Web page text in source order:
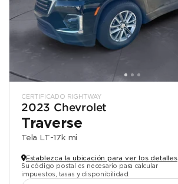
CERTIFICADO RIGHTWAY
2023 Chevrolet
Traverse
Tela LT-17k mi
Establezca la ubicación para ver los detalles
Su código postal es necesario para calcular
impuestos, tasas y disponibilidad.